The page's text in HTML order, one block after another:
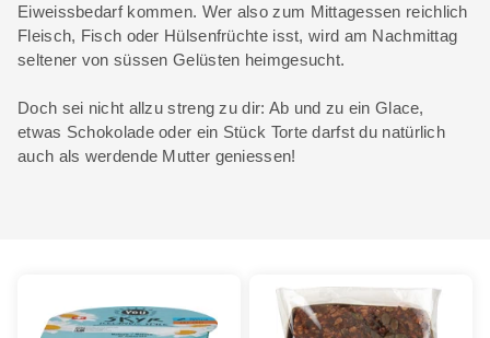
Eiweissbedarf kommen. Wer also zum Mittagessen reichlich
Fleisch, Fisch oder Hülsenfrüchte isst, wird am Nachmittag
seltener von süssen Gelüsten heimgesucht.
Doch sei nicht allzu streng zu dir: Ab und zu ein Glace,
etwas Schokolade oder ein Stück Torte darfst du natürlich
auch als werdende Mutter geniessen!